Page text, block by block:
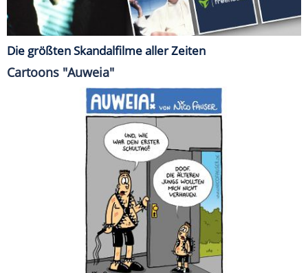
Die größten Skandalfilme aller Zeiten
Cartoons "Auweia"